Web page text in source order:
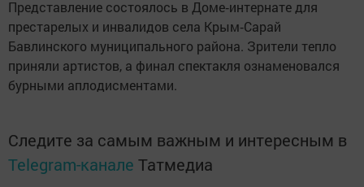
Представление состоялось в Доме‑интернате для
престарелых и инвалидов села Крым‑Сарай
Бавлинского муниципального района. Зрители тепло
приняли артистов, а финал спектакля ознаменовался
бурными аплодисментами.
Следите за самым важным и интересным в
Telegram-канале Татмедиа